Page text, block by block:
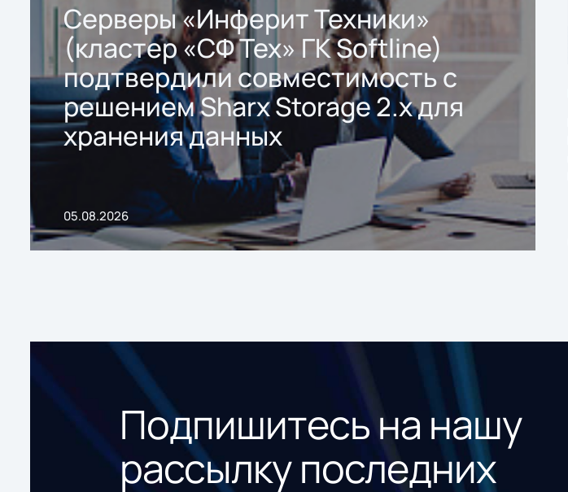
Серверы «Инферит Техники»
(кластер «СФ Тех» ГК Softline)
подтвердили совместимость с
решением Sharx Storage 2.x для
хранения данных
05.08.2026
Подпишитесь на нашу
рассылку последних